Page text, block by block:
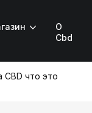
О
Cbd
что это